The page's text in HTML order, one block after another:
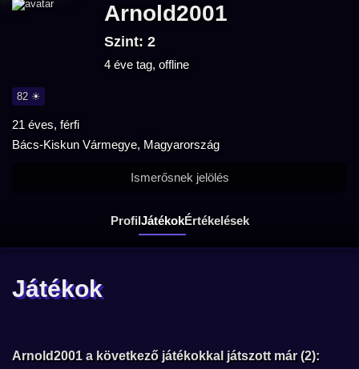
Arnold2001
Szint: 2
4 éve tag, offline
82 ☀
21 éves, férfi
Bács-Kiskun Vármegye, Magyarország
ProfilJátékokÉrtékelések
Ismerősnek jelölés
Játékok
Arnold2001 a következő játékokkal játszott már (2):